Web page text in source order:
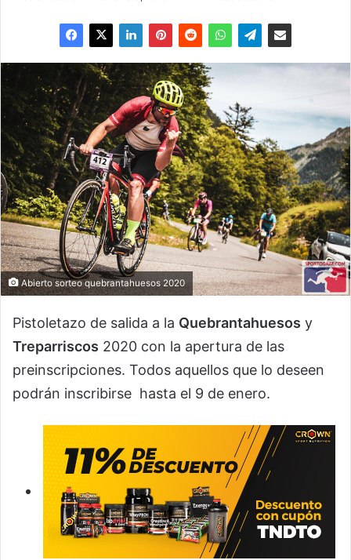
Abierto sorteo quebrantahuesos 2020
Pistoletazo de salida a la Quebrantahuesos y
Treparriscos 2020 con la apertura de las
preinscripciones. Todos aquellos que lo deseen
podrán inscribirse hasta el 9 de enero.